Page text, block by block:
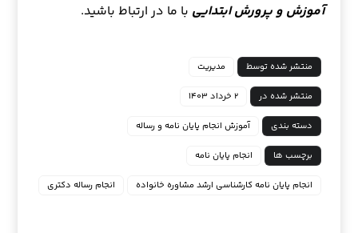
آموزش و پرورش ابتدایی با ما در ارتباط باشید.
منتشر شده توسط مدیریت
منتشر شده در ۲ خرداد ۱۴۰۳
دسته بندی آموزش انجام پایان نامه و رساله
برچسب ها انجام پایان نامه
انجام پایان نامه کارشناسی ارشد مشاوره خانواده انجام رساله دکتری